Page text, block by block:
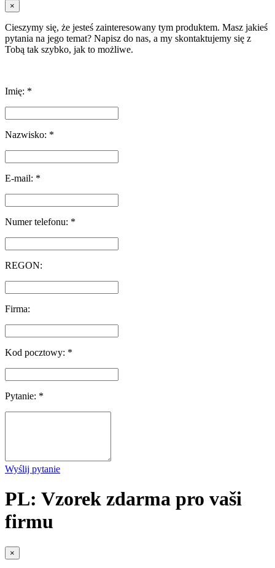
×
Cieszymy się, że jesteś zainteresowany tym produktem. Masz jakieś
pytania na jego temat? Napisz do nas, a my skontaktujemy się z
Tobą tak szybko, jak to możliwe.
Imię: *
Nazwisko: *
E-mail: *
Numer telefonu: *
REGON:
Firma:
Kod pocztowy: *
Pytanie: *
Wyślij pytanie
PL: Vzorek zdarma pro vaši
firmu
×